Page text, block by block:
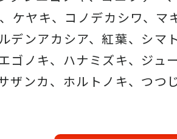
ケヤキ、コノデカシワ、
デンアカシア、紅葉、シマ
ゴノキ、ハナミズキ、ジュ
ザンカ、ホルトノキ、つつ